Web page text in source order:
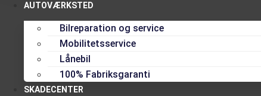
AUTOVÆRKSTED
Bilreparation og service
Mobilitetsservice
Lånebil
100% Fabriksgaranti
SKADECENTER